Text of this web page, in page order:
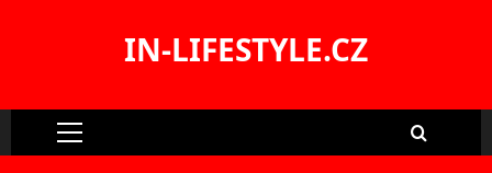
IN-LIFESTYLE.CZ
Primary